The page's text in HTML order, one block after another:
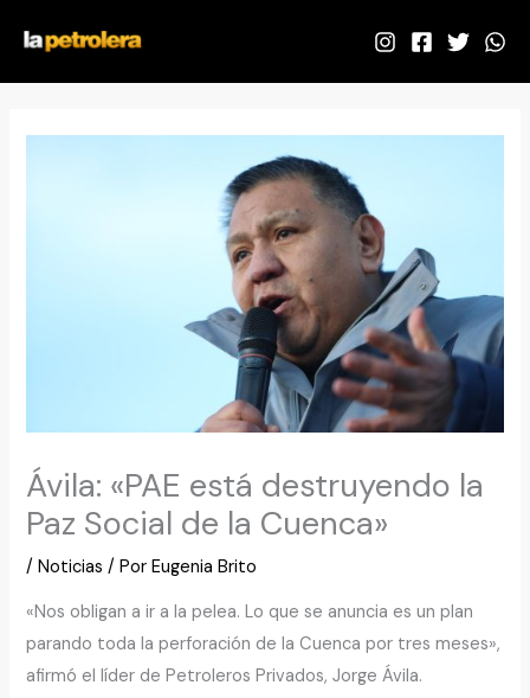
contenido
Ávila: «PAE está destruyendo la
Paz Social de la Cuenca»
/Noticias / PorEugenia Brito
«Nos obligan a ir a la pelea. Lo que se anuncia es un plan
parando toda la perforación de la Cuenca por tres meses»,
afirmó el líder de Petroleros Privados, Jorge Ávila.